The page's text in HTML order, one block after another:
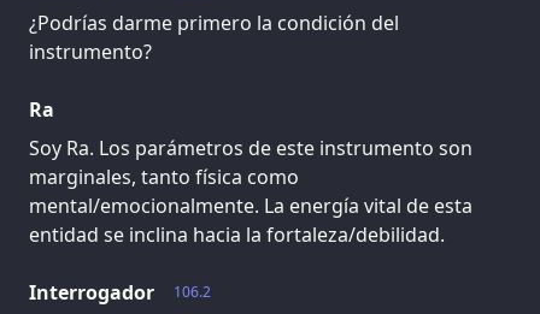
¿Podrías darme primero la condición del
instrumento?
Ra
Soy Ra. Los parámetros de este instrumento son
marginales, tanto física como
mental/emocionalmente. La energía vital de esta
entidad se inclina hacia la fortaleza/debilidad.
106.2
Interrogador